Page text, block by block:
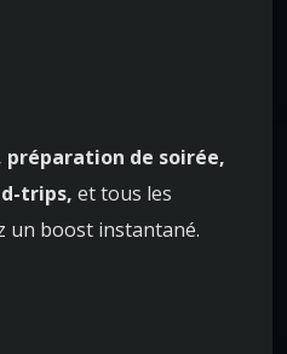
préparation de soirée,
trips, et tous les
un boost instantané.